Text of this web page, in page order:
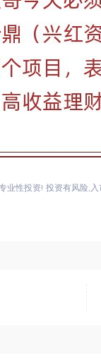
业性投资! 投资有风险,入